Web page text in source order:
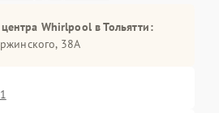
Whirlpool в Тольятти:
38А